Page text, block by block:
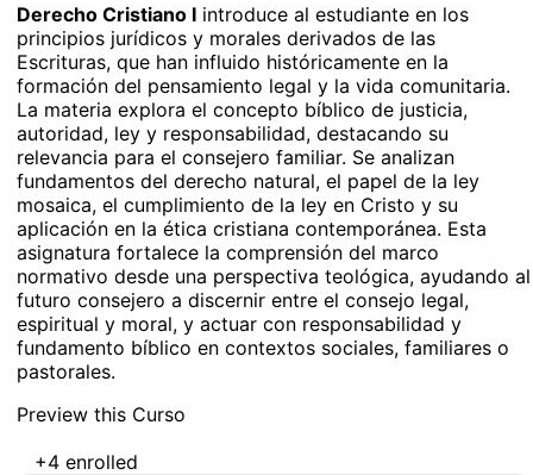
Derecho Cristiano I introduce al estudiante en los
principios jurídicos y morales derivados de las
Escrituras, que han influido históricamente en la
formación del pensamiento legal y la vida comunitaria.
La materia explora el concepto bíblico de justicia,
autoridad, ley y responsabilidad, destacando su
relevancia para el consejero familiar. Se analizan
fundamentos del derecho natural, el papel de la ley
mosaica, el cumplimiento de la ley en Cristo y su
aplicación en la ética cristiana contemporánea. Esta
asignatura fortalece la comprensión del marco
normativo desde una perspectiva teológica, ayudando al
futuro consejero a discernir entre el consejo legal,
espiritual y moral, y actuar con responsabilidad y
fundamento bíblico en contextos sociales, familiares o
pastorales.
Preview this Curso
+4enrolled